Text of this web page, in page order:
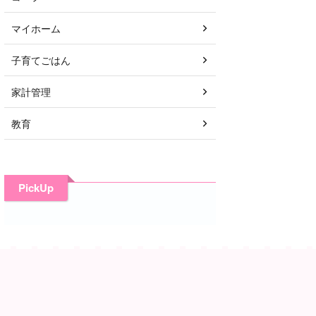
マイホーム
子育てごはん
家計管理
教育
PickUp